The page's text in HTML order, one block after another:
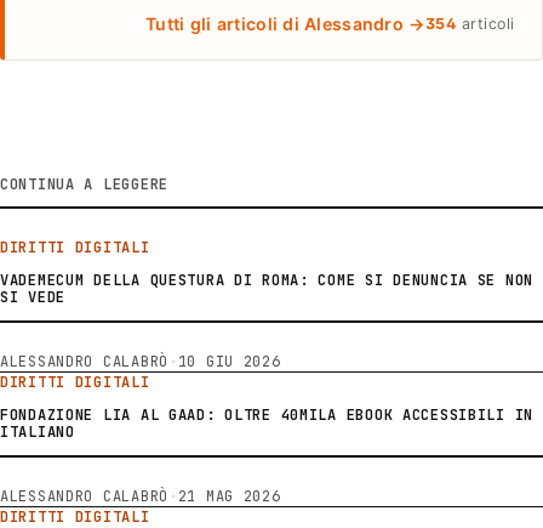
Tutti gli articoli di Alessandro →354 articoli
CONTINUA A LEGGERE
DIRITTI DIGITALI
VADEMECUM DELLA QUESTURA DI ROMA: COME SI DENUNCIA SE NON
SI VEDE
ALESSANDRO CALABRÒ · 10 GIU 2026
DIRITTI DIGITALI
FONDAZIONE LIA AL GAAD: OLTRE 40MILA EBOOK ACCESSIBILI IN
ITALIANO
ALESSANDRO CALABRÒ · 21 MAG 2026
DIRITTI DIGITALI